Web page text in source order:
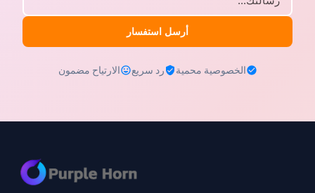
أرسل استفسار
الخصوصية محمية رد سريع الارتياح مضمون